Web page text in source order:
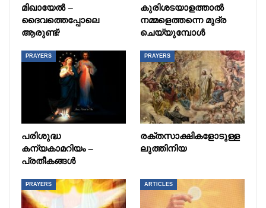
മിഖായേൽ –
ദൈവത്തെപ്പോലെ
ആരുണ്ട്?
കുരിശടയാളത്താൽ
നമ്മളെത്തന്നെ മുദ്ര
ചെയ്യുമ്പോൾ
PRAYERS
പരിശുദ്ധ
കന്യകാമറിയം –
പ്രതീകങ്ങൾ
PRAYERS
രക്തസാക്ഷികളോടുള്ള
ലുത്തിനിയ
PRAYERS ARTICLES